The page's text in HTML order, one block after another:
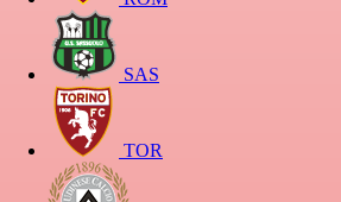
SAS
TOR